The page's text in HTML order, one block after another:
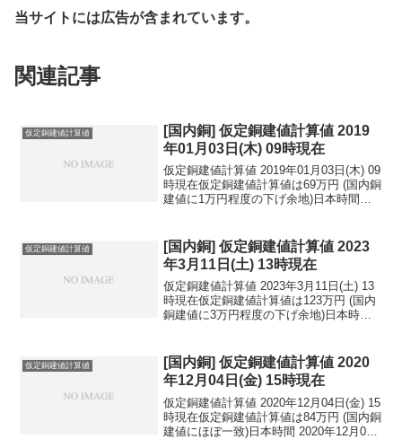
当サイトには広告が含まれています。
関連記事
仮定銅建値計算値
[国内銅] 仮定銅建値計算値 2019
年01月03日(木) 09時現在
仮定銅建値計算値 2019年01月03日(木) 09
時現在仮定銅建値計算値は69万円 (国内銅
建値に1万円程度の下げ余地)日本時間
民元：1...
仮定銅建値計算値
[国内銅] 仮定銅建値計算値 2023
年3月11日(土) 13時現在
仮定銅建値計算値 2023年3月11日(土) 13
時現在仮定銅建値計算値は123万円 (国内
銅建値に3万円程度の下げ余地)日本時間
ドル：134...
仮定銅建値計算値
[国内銅] 仮定銅建値計算値 2020
年12月04日(金) 15時現在
仮定銅建値計算値 2020年12月04日(金) 15
時現在仮定銅建値計算値は84万円 (国内銅
建値にほぼ一致)日本時間 2020年12月04